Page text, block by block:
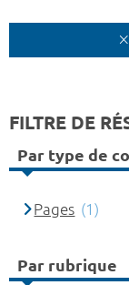
FILTRE DE
Par type de
Pages (1)
Par rubrique